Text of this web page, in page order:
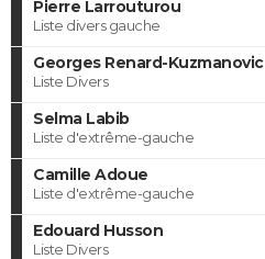
Pierre Larrouturou
Liste divers gauche
Georges Renard-Kuzmanovic
Liste Divers
Selma Labib
Liste d'extrême-gauche
Camille Adoue
Liste d'extrême-gauche
Edouard Husson
Liste Divers